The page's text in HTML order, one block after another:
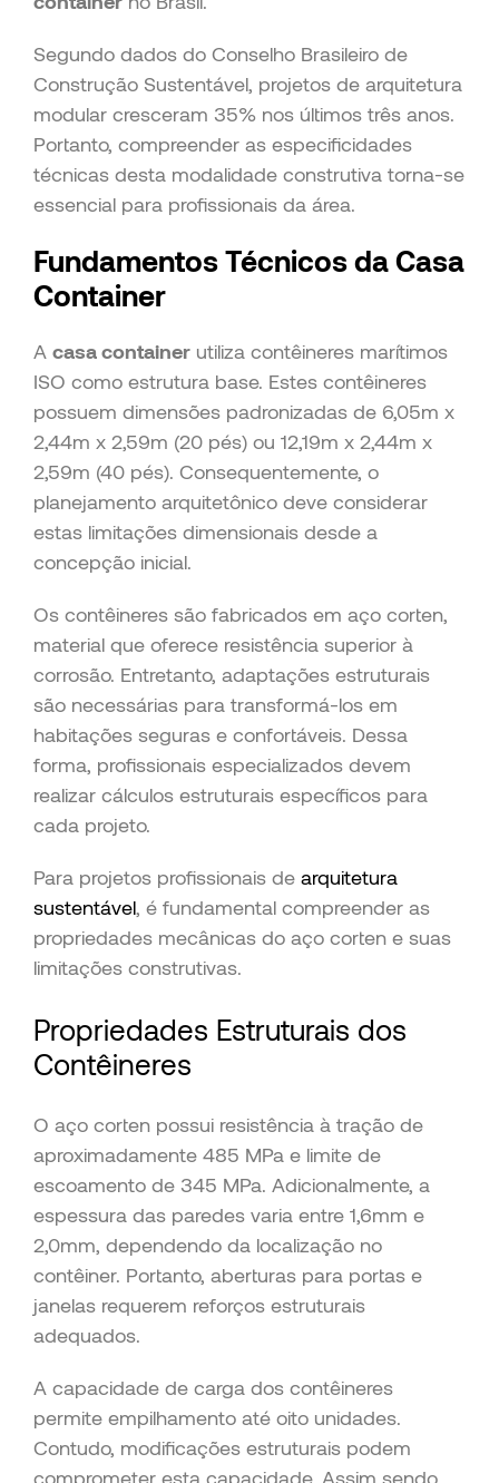
Segundo dados do Conselho Brasileiro de
Construção Sustentável, projetos de arquitetura
modular cresceram 35% nos últimos três anos.
Portanto, compreender as especificidades
técnicas desta modalidade construtiva torna-se
essencial para profissionais da área.
Fundamentos Técnicos da Casa
Container
A casa container utiliza contêineres marítimos
ISO como estrutura base. Estes contêineres
possuem dimensões padronizadas de 6,05m x
2,44m x 2,59m (20 pés) ou 12,19m x 2,44m x
2,59m (40 pés). Consequentemente, o
planejamento arquitetônico deve considerar
estas limitações dimensionais desde a
concepção inicial.
Os contêineres são fabricados em aço corten,
material que oferece resistência superior à
corrosão. Entretanto, adaptações estruturais
são necessárias para transformá-los em
habitações seguras e confortáveis. Dessa
forma, profissionais especializados devem
realizar cálculos estruturais específicos para
cada projeto.
Para projetos profissionais de arquitetura
sustentável, é fundamental compreender as
propriedades mecânicas do aço corten e suas
limitações construtivas.
Propriedades Estruturais dos
Contêineres
O aço corten possui resistência à tração de
aproximadamente 485 MPa e limite de
escoamento de 345 MPa. Adicionalmente, a
espessura das paredes varia entre 1,6mm e
2,0mm, dependendo da localização no
contêiner. Portanto, aberturas para portas e
janelas requerem reforços estruturais
adequados.
A capacidade de carga dos contêineres
permite empilhamento até oito unidades.
Contudo, modificações estruturais podem
comprometer esta capacidade. Assim sendo,